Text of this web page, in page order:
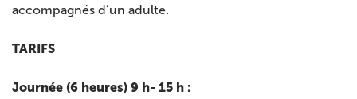
accompagnés d’un adulte.
TARIFS
Journée (6 heures) 9 h- 15 h :